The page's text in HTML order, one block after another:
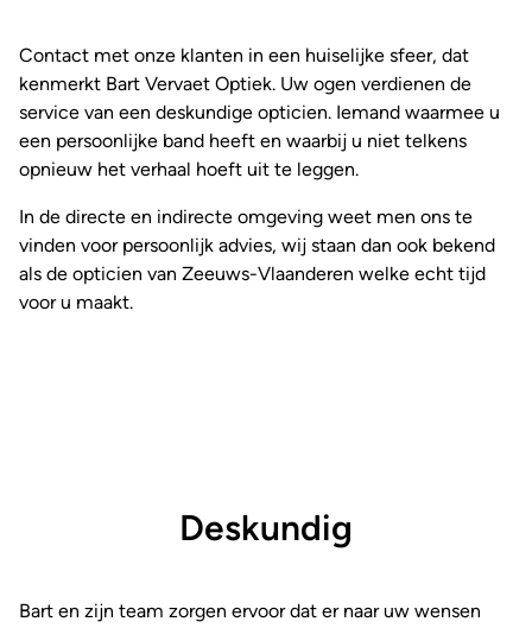
Contact met onze klanten in een huiselijke sfeer, dat
kenmerkt Bart Vervaet Optiek. Uw ogen verdienen de
service van een deskundige opticien. Iemand waarmee u
een persoonlijke band heeft en waarbij u niet telkens
opnieuw het verhaal hoeft uit te leggen.
In de directe en indirecte omgeving weet men ons te
vinden voor persoonlijk advies, wij staan dan ook bekend
als de opticien van Zeeuws-Vlaanderen welke echt tijd
voor u maakt.
Deskundig
Bart en zijn team zorgen ervoor dat er naar uw wensen